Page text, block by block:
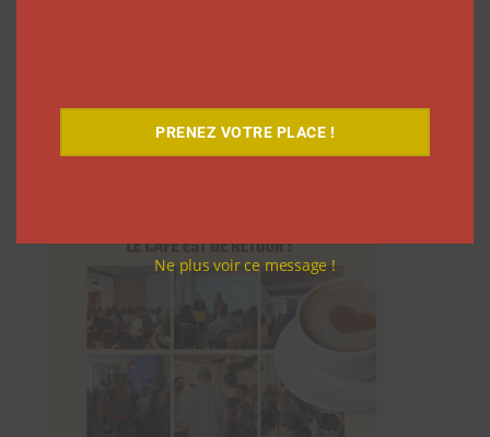
Le Café
PRENEZ VOTRE PLACE !
Ne plus voir ce message !